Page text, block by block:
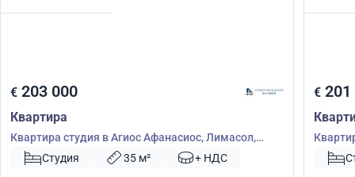
€ 203 000
Квартира
Квартира студия в Агиос Афанасиос, Лимасол,
Кипр № 54910
Студия 35 м² + НДС
€ 201
52917